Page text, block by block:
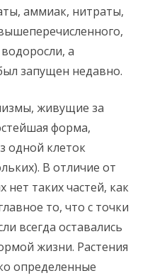
аммиак, нитраты,
а
запущен недавно.
живущие за
форма,
одной клеток
В отличие от
нет таких частей, как
то, что с точки
всегда оставались
жизни. Растения
определенные